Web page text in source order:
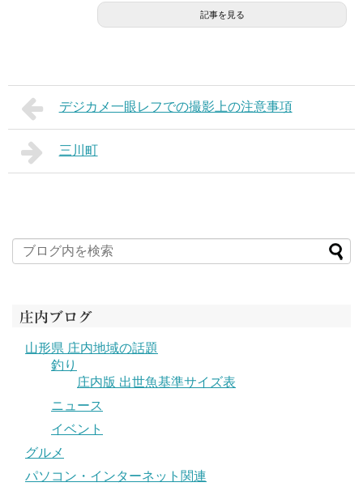
記事を見る
デジカメ一眼レフでの撮影上の注意事項
三川町
庄内ブログ
山形県 庄内地域の話題
釣り
庄内版 出世魚基準サイズ表
ニュース
イベント
グルメ
パソコン・インターネット関連